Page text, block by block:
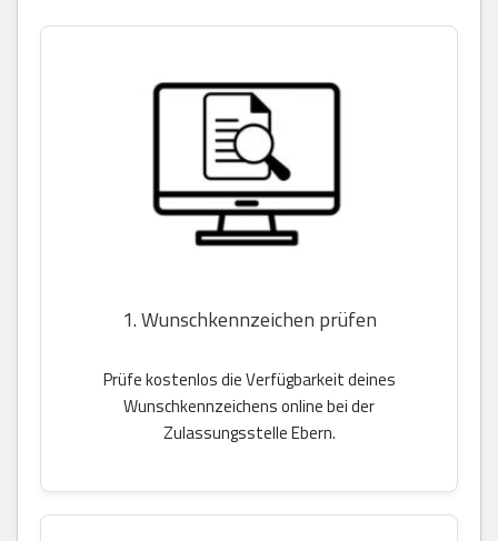
1. Wunschkennzeichen prüfen
Prüfe kostenlos die Verfügbarkeit deines
Wunschkennzeichens online bei der
Zulassungsstelle Ebern.